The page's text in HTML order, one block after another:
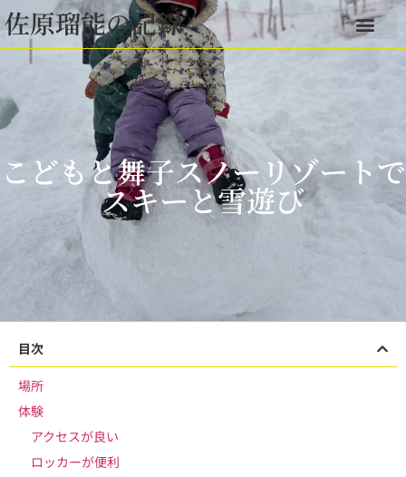
佐原瑠能の記録
こどもと舞子スノーリゾートで
スキーと雪遊び
目次
場所
体験
アクセスが良い
ロッカーが便利